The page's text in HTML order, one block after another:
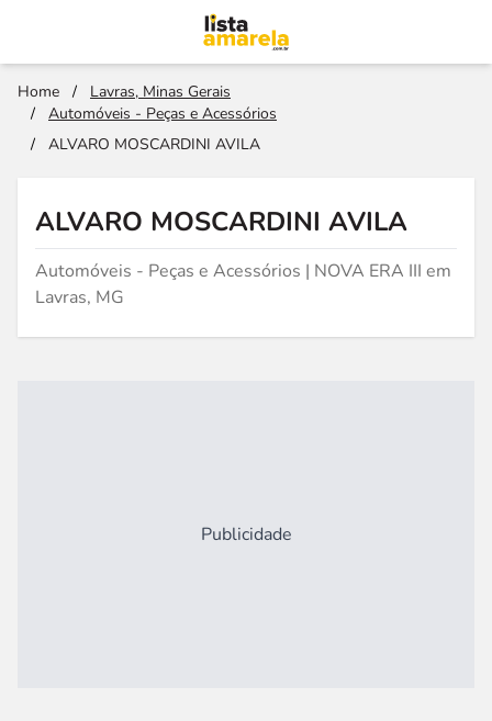
Home /
Lavras, Minas Gerais
/
Automóveis - Peças e Acessórios
/
ALVARO MOSCARDINI AVILA
ALVARO MOSCARDINI AVILA
Automóveis - Peças e Acessórios | NOVA ERA III em
Lavras, MG
Publicidade